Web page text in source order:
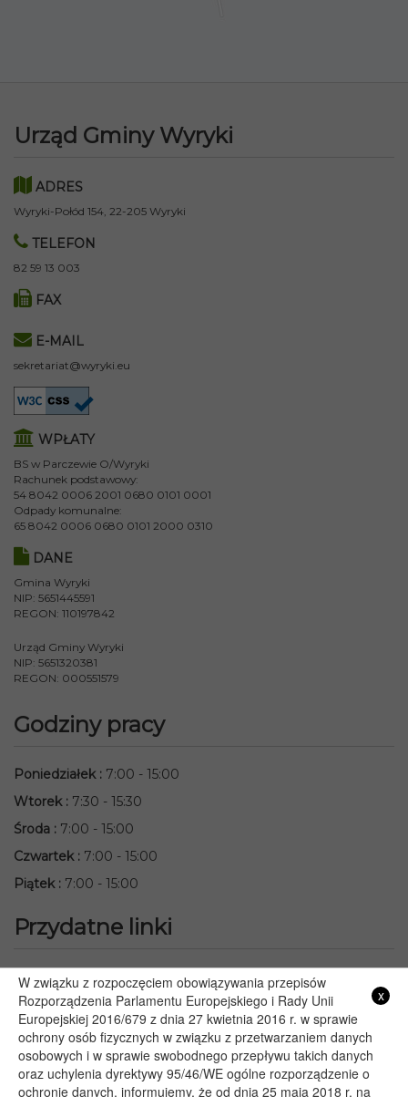
Urząd Gminy Wyryki
ADRES
Wyryki-Połód 154, 22-205 Wyryki
TELEFON
82 59 13 003
FAX
E-MAIL
sekretariat@wyryki.eu
WPŁATY
BS w Parczewie O/Wyryki
Rachunek podstawowy:
54 8042 0006 2001 0680 0101 0001
Odpady komunalne:
65 8042 0006 0680 0101 2000 0310
DANE
Gmina Wyryki
NIP: 5651445591
REGON: 110197842
Urząd Gminy Wyryki
NIP: 5651320381
REGON: 000551579
Godziny pracy
Poniedziałek: 7:00 - 15:00
Wtorek: 7:30 - 15:30
Środa : 7:00 - 15:00
Czwartek: 7:00 - 15:00
Piątek: 7:00 - 15:00
Przydatne linki
Starostwo Powiatowe we Włodawie
Lubelski Urząd Wojewódzki w Lublinie
Urząd Marszałkowski Województwa Lubelskiego w Lublinie
Serwis Rzeczypospolitej Polskiej
PGE – Planowane wyłączenia prądu
Poczta E-mail
x
W związku z rozpoczęciem obowiązywania przepisów
Rozporządzenia Parlamentu Europejskiego i Rady Unii
Europejskiej 2016/679 z dnia 27 kwietnia 2016 r. w sprawie
ochrony osób fizycznych w związku z przetwarzaniem danych
osobowych i w sprawie swobodnego przepływu takich danych
oraz uchylenia dyrektywy 95/46/WE ogólne rozporządzenie o
ochronie danych, informujemy, że od dnia 25 maja 2018 r. na